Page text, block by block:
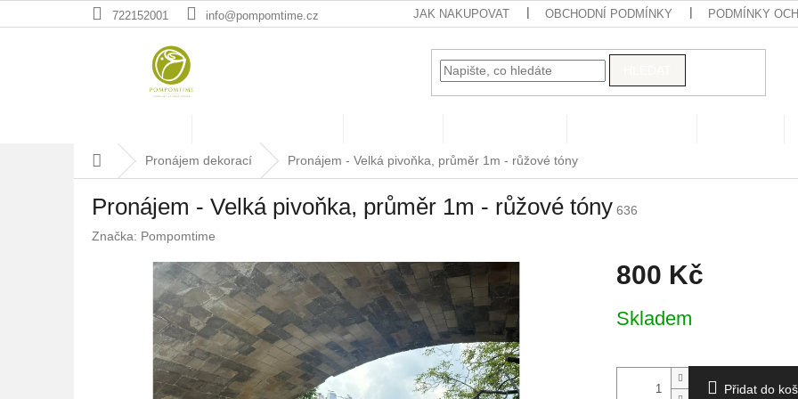
na
722152001 info@pompomtime.cz JAK NAKUPOVAT OBCHODNÍ PODMÍNKY PODMÍNKY
Domů Pronájem dekorací Pronájem - Velká pivoňka, průměr 1m - růžové tóny
Pronájem - Velká pivoňka, průměr 1m - růžové tóny 636
Značka: Pompomtime
800 Kč
cena:
Skladem
Přidat do